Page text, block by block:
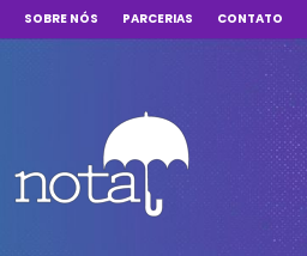
SOBRE NÓS PARCERIAS CONTATO